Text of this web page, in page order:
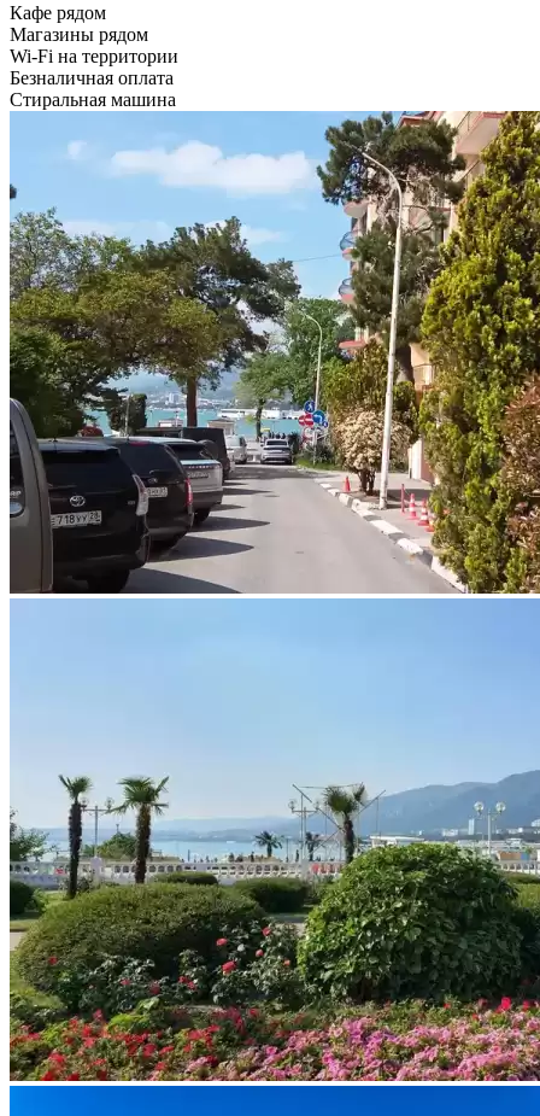
Кафе рядом
Магазины рядом
Wi-Fi на территории
Безналичная оплата
Стиральная машина